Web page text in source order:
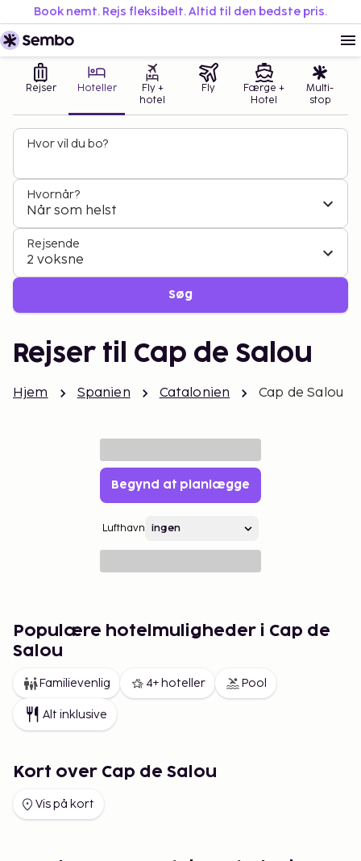
Book nemt. Rejs fleksibelt. Altid til den bedste pris.
Rejser Hoteller
Fly +
hotel
Fly
Færge +
Hotel
Multi-
stop
Hvor vil du bo?
Hvornår?
Når som helst
Rejsende
2 voksne
Søg
Rejser til Cap de Salou
Hjem Spanien Catalonien Cap de Salou
Begynd at planlægge
Lufthavn
Populære hotelmuligheder i Cap de
Salou
Familievenlig 4+ hoteller Pool
Alt inklusive
Kort over Cap de Salou
Vis på kort